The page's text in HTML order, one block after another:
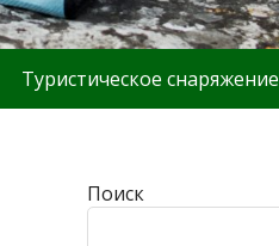
Туристическое снаряжение
Поиск